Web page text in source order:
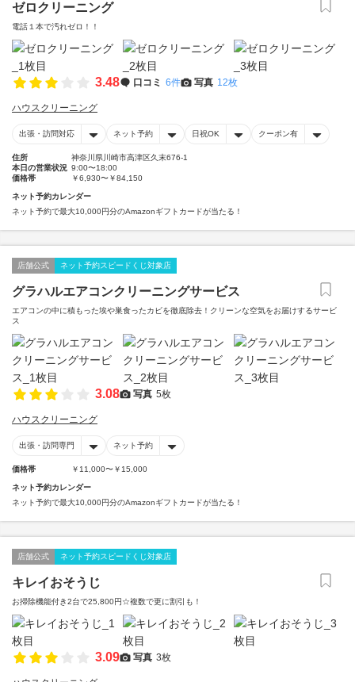
ゼロクリーニング
電話１本で汚れゼロ！！
3.48 口コミ 6件 写真 12枚
ハウスクリーニング
出張・訪問対応 ネット予約 日祝OK クーポン有
住所
神奈川県川崎市高津区久末676-1
本日の営業状況 9:00〜18:00
価格帯
￥6,930〜￥84,150
ネット予約カレンダー
ネット予約で最大10,000円分のAmazonギフトカードが当たる！
店舗公式 ネット予約スピードくじ対象店
グラハルエアコンクリーニングサービス
エアコンの中に積もった埃や巣食ったカビを徹底除去！クリーンな空気をお届けするサービ
ス
3.08 写真 5枚
ハウスクリーニング
出張・訪問専門 ネット予約
価格帯 ￥11,000〜￥15,000
ネット予約カレンダー
ネット予約で最大10,000円分のAmazonギフトカードが当たる！
店舗公式 ネット予約スピードくじ対象店
キレイおそうじ
お掃除機能付き2台で25,800円☆複数で更に割引も！
3.09 写真 3枚